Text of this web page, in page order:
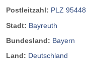
Postleitzahl: PLZ 95448
Stadt: Bayreuth
Bundesland: Bayern
Land: Deutschland